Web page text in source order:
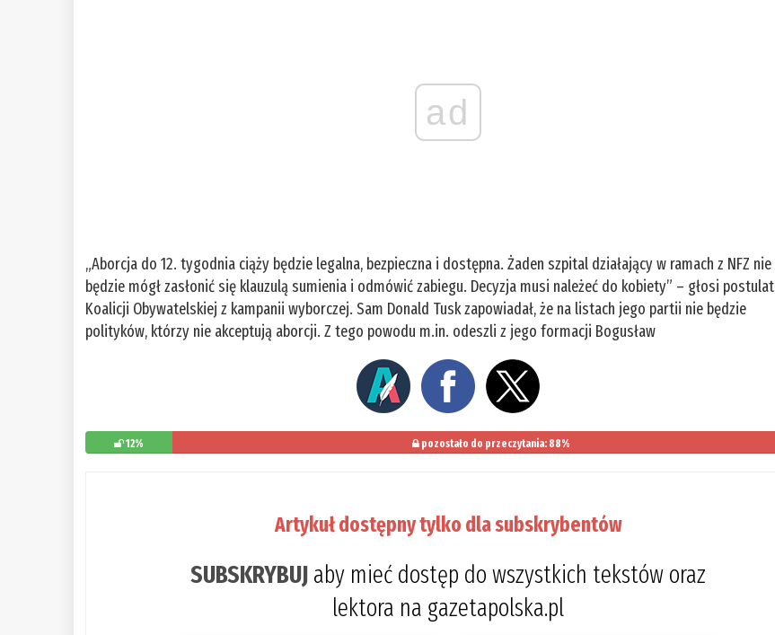
ad
„Aborcja do 12. tygodnia ciąży będzie legalna, bezpieczna i dostępna. Żaden szpital działający w ramach z NFZ nie
będzie mógł zasłonić się klauzulą sumienia i odmówić zabiegu. Decyzja musi należeć do kobiety” – głosi postulat
Koalicji Obywatelskiej z kampanii wyborczej. Sam Donald Tusk zapowiadał, że na listach jego partii nie będzie
polityków, którzy nie akceptują aborcji. Z tego powodu m.in. odeszli z jego formacji Bogusław
12% pozostało do przeczytania: 88%
Artykuł dostępny tylko dla subskrybentów
SUBSKRYBUJ aby mieć dostęp do wszystkich tekstów oraz
lektora na gazetapolska.pl